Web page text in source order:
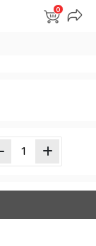
0